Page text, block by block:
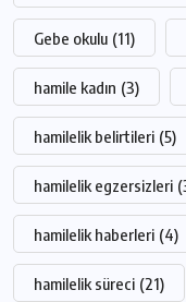
Gebe okulu (11)
hamile kadın (3)
hamilelik belirtileri (5)
hamilelik egzersizleri
hamilelik haberleri (4)
hamilelik süreci (21)